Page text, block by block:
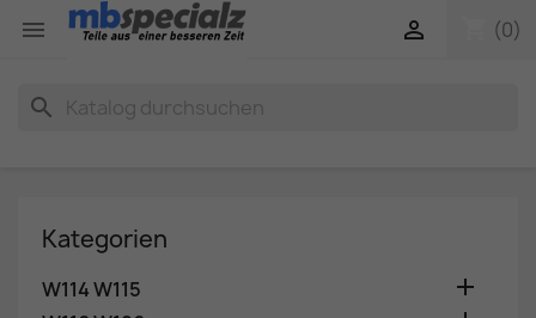
 (0)

search
Kategorien
W114 W115 